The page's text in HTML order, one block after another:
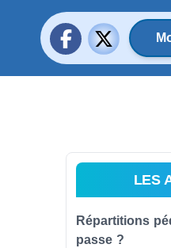
LES
Répartitions
passe ?